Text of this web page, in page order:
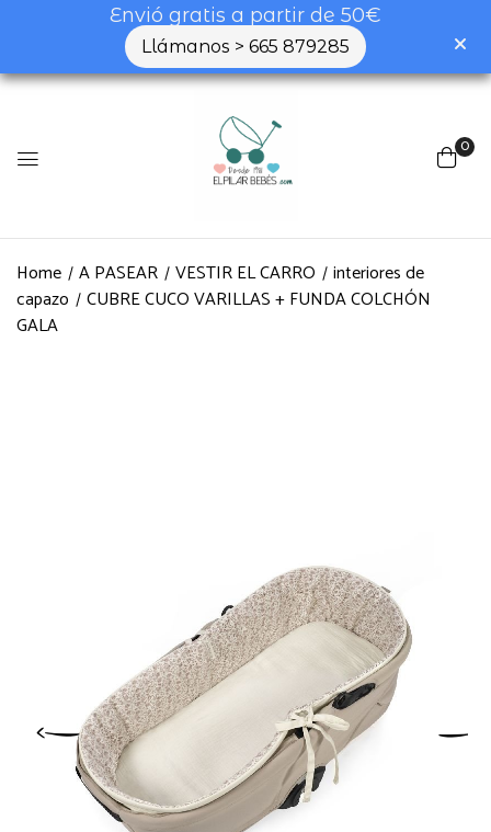
Envió gratis a partir de 50€
Llámanos > 665 879285
0
Home A PASEAR VESTIR EL CARRO
interiores de
capazo
CUBRE CUCO VARILLAS + FUNDA COLCHÓN
GALA